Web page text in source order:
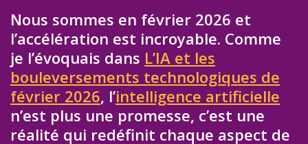
Nous sommes en février 2026 et
l’accélération est incroyable. Comme
je l’évoquais dans L’IA et les
bouleversements technologiques de
février 2026, l’intelligence artificielle
n’est plus une promesse, c’est une
réalité qui redéfinit chaque aspect de